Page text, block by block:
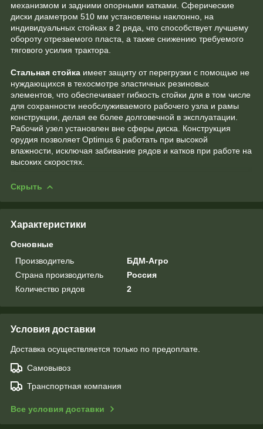
механизмом и задними опорными катками. Сферические
диски диаметром 510 мм установлены наклонно, на
индивидуальных стойках в 2 ряда, что способствует лучшему
обороту отрезаемого пласта, а также снижению требуемого
тягового усилия трактора.
Стальная стойка имеет защиту от перегрузки с помощью не
нуждающихся в техосмотре эластичных резиновых
элементов, что обеспечивает гибкость стойки для в том числе
для сохранности необслуживаемого рабочего узла и рамы
конструкции, делая ее более долговечной в эксплуатации.
Рабочий узел установлен вне сферы диска. Конструкция
орудия позволяет Optimus 6 работать при высокой
влажности, исключая забивание рядов и катков при работе на
высоких скоростях.
Скрыть
Характеристики
Основные
Производитель
БДМ-Агро
Страна производитель
Россия
Количество рядов
2
Условия доставки
Доставка осуществляется только по предоплате.
Самовывоз
Транспортная компания
Все условия доставки